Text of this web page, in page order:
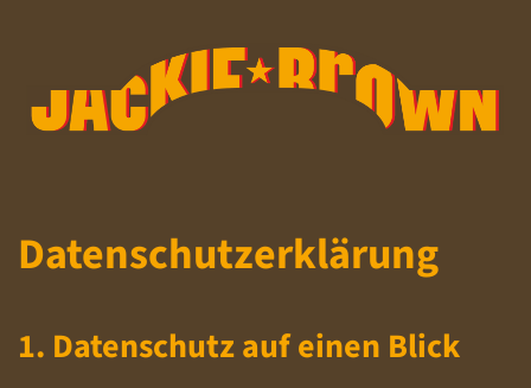
Datenschutz­erklärung
1. Datenschutz auf einen Blick